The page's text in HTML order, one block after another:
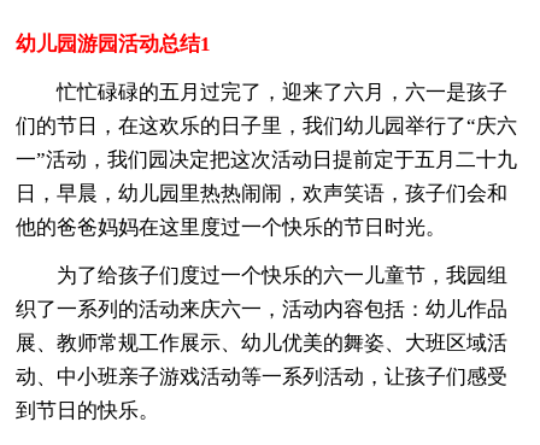
幼儿园游园活动总结1
忙忙碌碌的五月过完了，迎来了六月，六一是孩子
们的节日，在这欢乐的日子里，我们幼儿园举行了“庆六
一”活动，我们园决定把这次活动日提前定于五月二十九
日，早晨，幼儿园里热热闹闹，欢声笑语，孩子们会和
他的爸爸妈妈在这里度过一个快乐的节日时光。
为了给孩子们度过一个快乐的六一儿童节，我园组
织了一系列的活动来庆六一，活动内容包括：幼儿作品
展、教师常规工作展示、幼儿优美的舞姿、大班区域活
动、中小班亲子游戏活动等一系列活动，让孩子们感受
到节日的快乐。